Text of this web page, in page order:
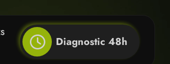
Diagnostic 48h